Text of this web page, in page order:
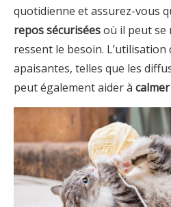
quotidienne et assurez-vous
repos sécuriséesoù il peut se
ressent le besoin.
apaisantes, telles que les
peut également aider à